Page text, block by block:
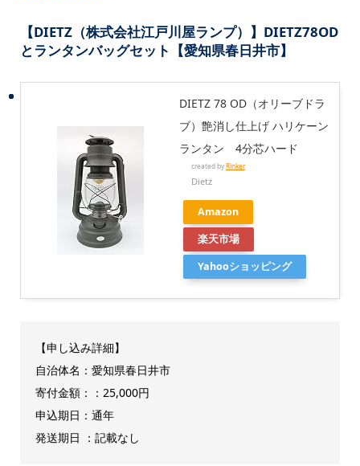
【DIETZ（株式会社江戸川屋ランプ）】DIETZ78OD
とランタンバッグセット【愛知県春日井市】
DIETZ 78 OD（オリーブドラ
ブ）艶消し仕上げ ハリケーン
ランタン 4分芯ハード
created byRinker
Dietz
Amazon
楽天市場
Yahooショッピング
【申し込み詳細】
自治体名：愛知県春日井市
寄付金額：：25,000円
申込期日：通年
発送期日 ：記載なし